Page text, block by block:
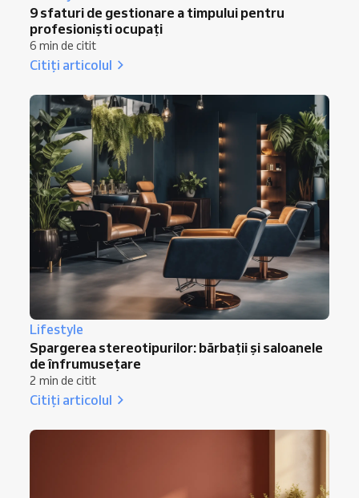
9 sfaturi de gestionare a timpului pentru
profesioniști ocupați
6 min de citit
Citiți articolul
Lifestyle
Spargerea stereotipurilor: bărbații și saloanele
de înfrumusețare
2 min de citit
Citiți articolul